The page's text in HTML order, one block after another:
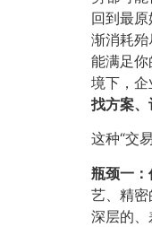
回到最
渐消耗殆
能满足
境下，企
找方案
这种“交
瓶颈一：
艺、精
深层的、